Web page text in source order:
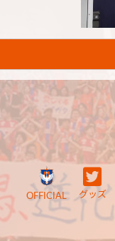
OFFICIAL グッズ